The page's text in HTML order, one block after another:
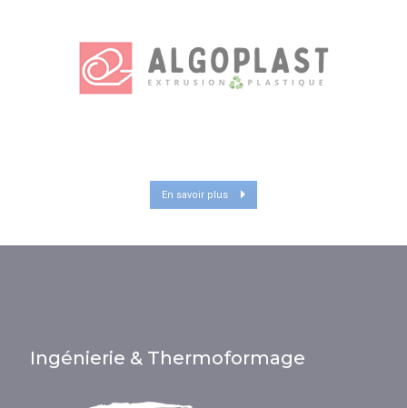
En savoir plus
Ingénierie & Thermoformage